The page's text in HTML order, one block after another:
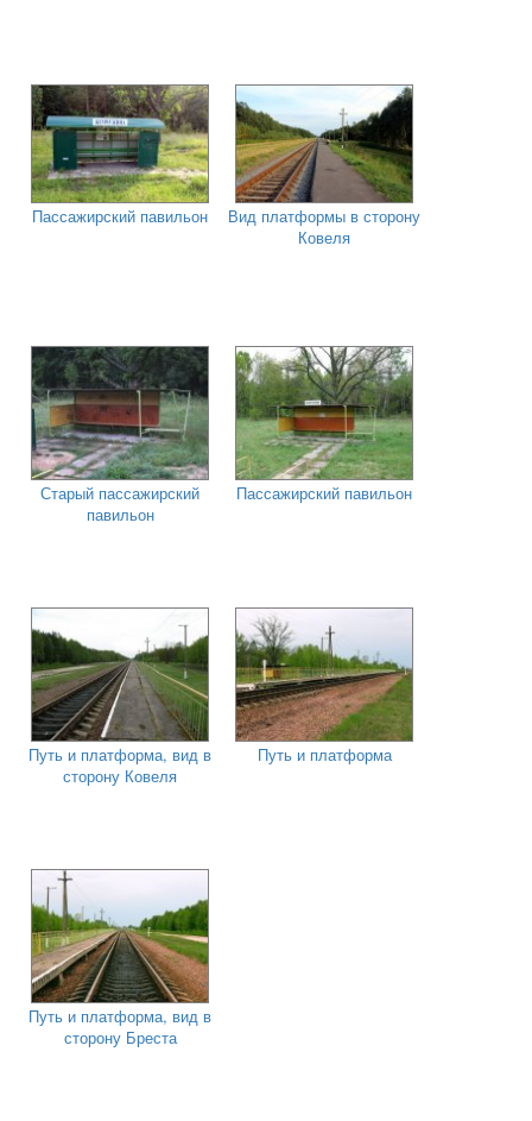
Пассажирский павильон
Вид платформы в сторону
Ковеля
Старый пассажирский
павильон
Пассажирский павильон
Путь и платформа, вид в
сторону Ковеля
Путь и платформа
Путь и платформа, вид в
сторону Бреста